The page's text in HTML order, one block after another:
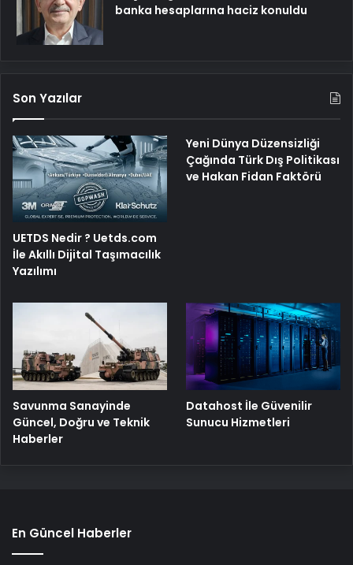
banka hesaplarına haciz konuldu
Son Yazılar
UETDS Nedir ? Uetds.com
İle Akıllı Dijital Taşımacılık
Yazılımı
Yeni Dünya Düzensizliği
Çağında Türk Dış Politikası
ve Hakan Fidan Faktörü
Savunma Sanayinde
Güncel, Doğru ve Teknik
Haberler
Datahost İle Güvenilir
Sunucu Hizmetleri
En Güncel Haberler